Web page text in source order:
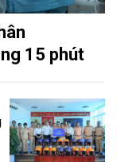
15 phút